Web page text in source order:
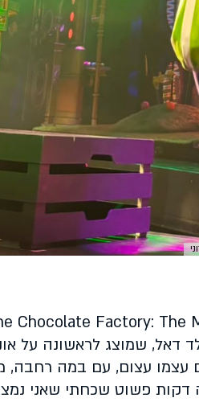
שמוצג לראשונה על
עצום, עם במה רחבה,
דקות פשוט שכחתי שאני